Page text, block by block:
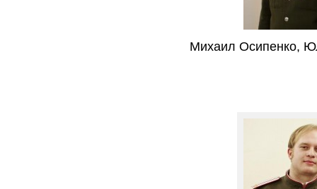
Михаил Осипенко,